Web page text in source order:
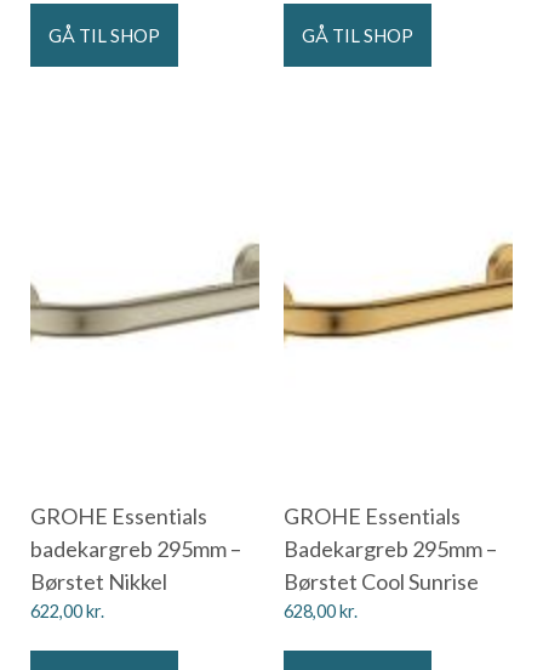
GÅ TIL SHOP GÅ TIL SHOP
GROHE Essentials
badekargreb 295mm –
Børstet Nikkel
622,00kr.
GROHE Essentials
Badekargreb 295mm –
Børstet Cool Sunrise
628,00kr.